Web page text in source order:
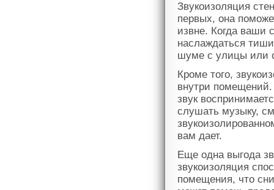
Звукоизоляция
первых, она
извне. Когда ваши
наслаждаться
шуме с улицы или
Кроме того,
внутри
звук
слушать музыку,
вам дает.
Еще одна выгода
звукоизоляция
помещения, что